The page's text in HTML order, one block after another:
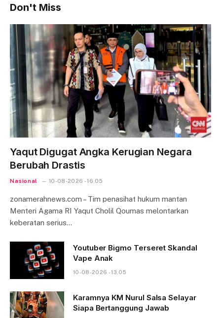
Don't Miss
Yaqut Digugat Angka Kerugian Negara
Berubah Drastis
Nasional 10-08-2026 - 16.05
zonamerahnews.com – Tim penasihat hukum mantan
Menteri Agama RI Yaqut Cholil Qoumas melontarkan
keberatan serius…
Youtuber Bigmo Terseret Skandal
Vape Anak
10-08-2026 - 13.05
Karamnya KM Nurul Salsa Selayar
Siapa Bertanggung Jawab